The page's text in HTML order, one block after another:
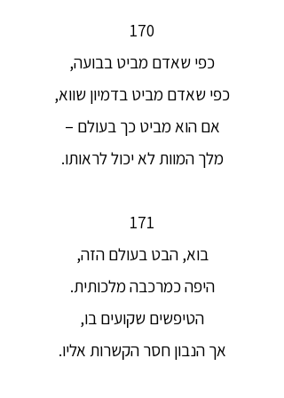
170
כפי שאדם מביט בבועה,
כפי שאדם מביט בדמיון שווא,
אם הוא מביט כך בעולם –
מלך המוות לא יכול לראותו.
171
בוא, הבט בעולם הזה,
היפה כמרכבה מלכותית.
הטיפשים שקועים בו,
אך הנבון חסר הקשרות אליו.